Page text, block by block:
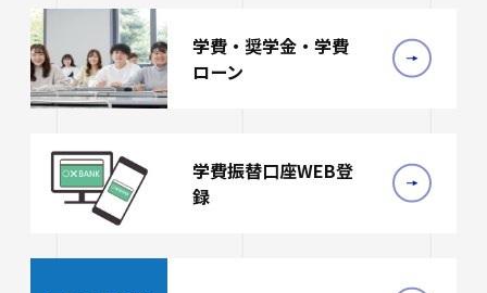
学費・奨学金・学費
ローン
学費振替口座WEB登
録